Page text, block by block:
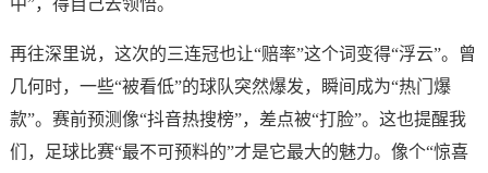
中”，得自己去领悟。
再往深里说，这次的三连冠也让“赔率”这个词变得“浮云”。曾
几何时，一些“被看低”的球队突然爆发，瞬间成为“热门爆
款”。赛前预测像“抖音热搜榜”，差点被“打脸”。这也提醒我
们，足球比赛“最不可预料的”才是它最大的魅力。像个“惊喜